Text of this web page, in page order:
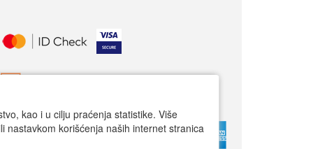
kao i u cilju praćenja statistike. Više
nastavkom korišćenja naših internet stranica